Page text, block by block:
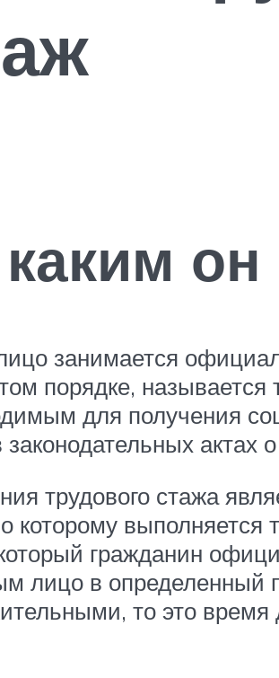
занимается
порядке,
для получения
актах
трудового стажа
которому
гражданин
лицо в определенный
то это